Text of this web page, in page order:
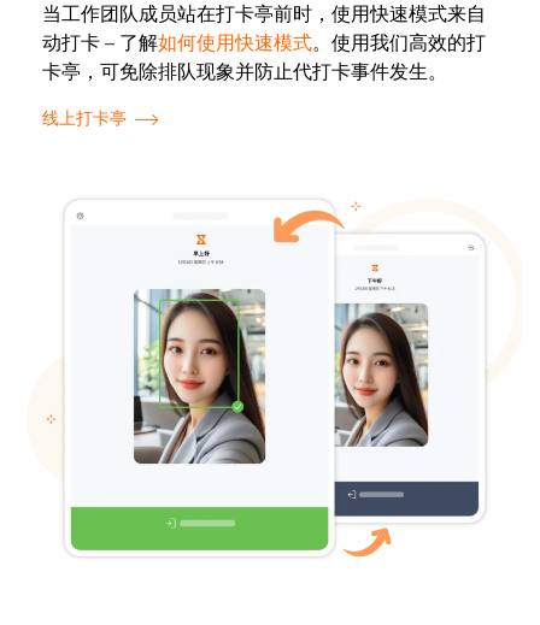
当工作团队成员站在打卡亭前时，使用快速模式来自
动打卡 – 了解如何使用快速模式。使用我们高效的打
卡亭，可免除排队现象并防止代打卡事件发生。
线上打卡亭